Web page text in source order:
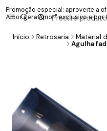
Promoção especial: aproveite a
Amor gera Amor" exclusivo e por
Início Retrosaria Material
Agulha